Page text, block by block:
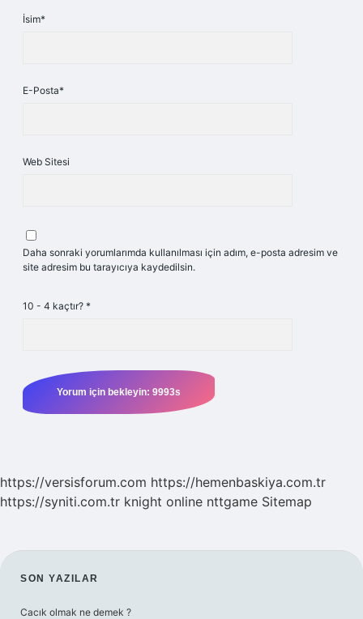
İsim*
E-Posta*
Web Sitesi
Daha sonraki yorumlarımda kullanılması için adım, e-posta adresim ve
site adresim bu tarayıcıya kaydedilsin.
10 - 4 kaçtır? *
https://versisforum.com https://hemenbaskiya.com.tr
https://syniti.com.tr knight online nttgame Sitemap
SIDEBAR
SON YAZILAR
Cacık olmak ne demek ?